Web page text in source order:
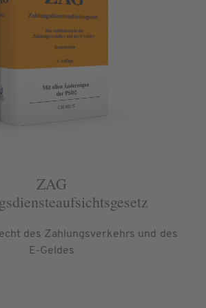
ZAG
des Zahlungsverkehrs und des
E-Geldes